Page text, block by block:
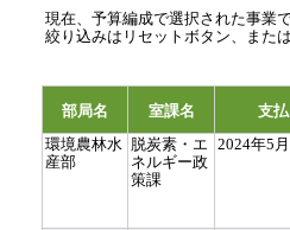
現在、予算編成で選択された事業
絞り込みはリセットボタン、また
部局名 室課名 支払
環境農林水
産部
脱炭素・エ
ネルギー政
策課
2024年5